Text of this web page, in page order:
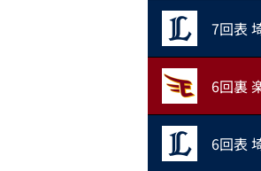
7回表
6回裏
6回表